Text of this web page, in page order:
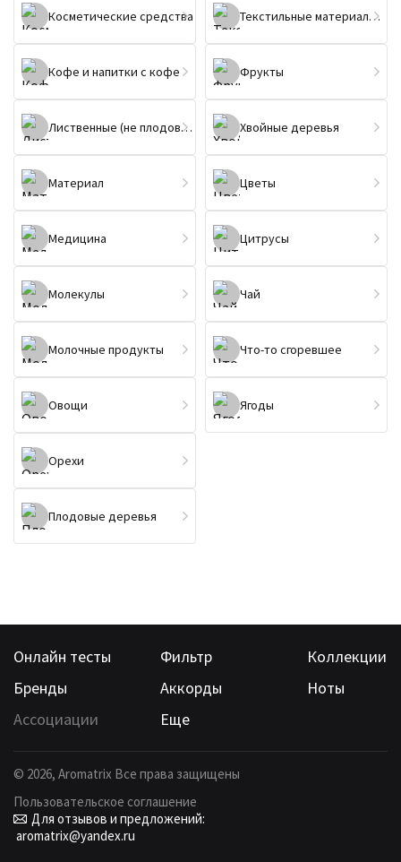
Косметические средства
Кофе и напитки с кофе
Лиственные (не плодовые) деревья
Материал
Медицина
Молекулы
Молочные продукты
Овощи
Орехи
Плодовые деревья
Текстильные материалы и изделия
Фрукты
Хвойные деревья
Цветы
Цитрусы
Чай
Что-то сгоревшее
Ягоды
Онлайн тесты Фильтр
Коллекции
Бренды
Аккорды
Ноты
Ассоциации
Еще
© 2026, Aromatrix Все права защищены
Пользовательское соглашение
Для отзывов и предложений:
aromatrix@yandex.ru